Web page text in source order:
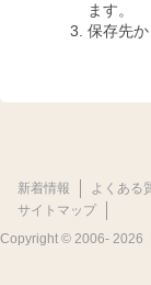
ます。
保存先か
新着情報 よくある
サイトマップ
Copyright © 2006- 2026